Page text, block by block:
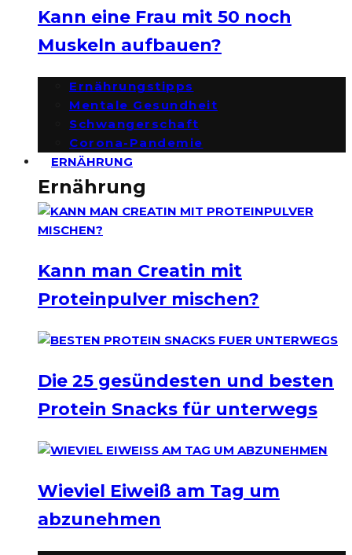
Kann eine Frau mit 50 noch
Muskeln aufbauen?
Ernährungstipps
Mentale Gesundheit
Schwangerschaft
Corona-Pandemie
ERNÄHRUNG
Ernährung
Kann man Creatin mit
Proteinpulver mischen?
Die 25 gesündesten und besten
Protein Snacks für unterwegs
Wieviel Eiweiß am Tag um
abzunehmen